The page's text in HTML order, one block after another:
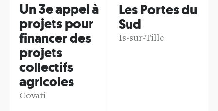
Un 3e appel à
projets pour
financer des
projets
collectifs
agricoles
Covati
Les Portes du
Sud
Is-sur-Tille